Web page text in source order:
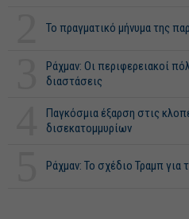
Το πραγματικό μήνυμα της
Ράχμαν: Οι περιφερειακοί
διαστάσεις
Παγκόσμια έξαρση στις
δισεκατομμυρίων
Ράχμαν: Το σχέδιο Τραμπ για